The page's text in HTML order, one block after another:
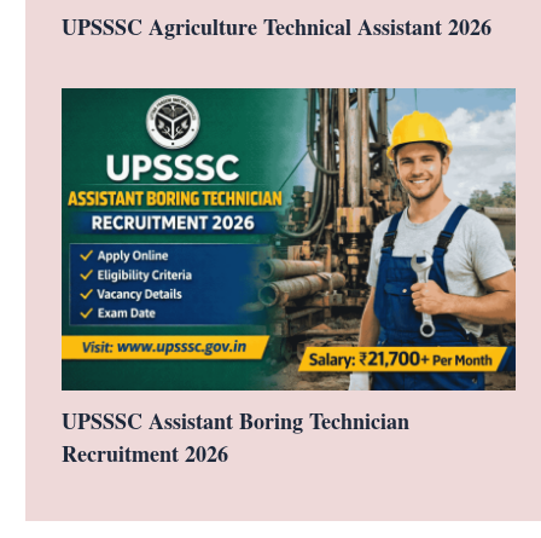
UPSSSC Agriculture Technical Assistant 2026
UPSSSC Assistant Boring Technician
Recruitment 2026